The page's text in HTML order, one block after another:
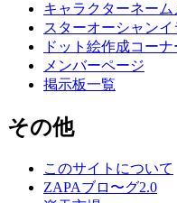
キャラクターネーム
スターオーシャン
ドット絵作成コーナ
メンバーページ
掲示板一覧
その他
このサイトについて
ZAPAブロ〜グ2.0